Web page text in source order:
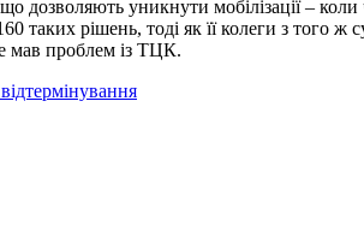
дозволяють уникнути мобілізації –
таких рішень, тоді як її колеги з того
мав проблем із ТЦК.